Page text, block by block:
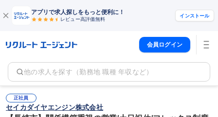
アプリで求人探しをもっと便利に！
レビュー高評価無料
インストール
会員ログイン
他の求人を探す（勤務地 職種 年収など）
正社員
セイカダイヤエンジン株式会社